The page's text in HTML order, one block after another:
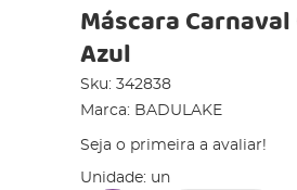
Máscara
Azul
Sku: 342838
Marca: BADULAKE
Seja o primeira a avaliar!
Unidade: un